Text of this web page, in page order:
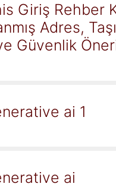
Giriş Rehber
Adres,
Güvenlik
ai 1
ai